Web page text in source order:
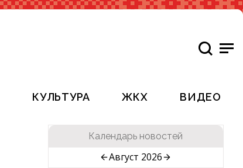
КУЛЬТУРА ЖКХ ВИДЕО
Календарь новостей
Август 2026